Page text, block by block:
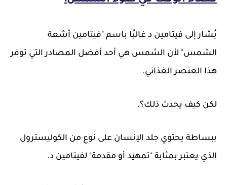
يُشار إلى فيتامين د غالبًا باسم "فيتامين أشعة
الشمس" لأن الشمس هي أحد أفضل المصادر التي توفر
هذا العنصر الغذائي.
لكن كيف يحدث ذلك؟.
ببساطة يحتوي جلد الإنسان على نوع من الكوليسترول
الذي يعتبر بمثابة "تمهيد أو مقدمة" لفيتامين د.